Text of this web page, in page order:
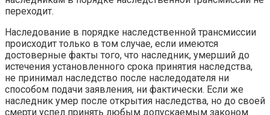
переходит.
Наследование в порядке наследственной трансмиссии
происходит только в том случае, если имеются
достоверные факты того, что наследник, умерший до
истечения установленного срока принятия наследства,
не принимал наследство после наследодателя ни
способом подачи заявления, ни фактически. Если же
наследник умер после открытия наследства, но до своей
смерти успел принять любым допускаемым законом